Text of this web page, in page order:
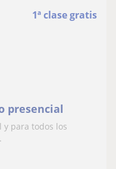
1ª clase gratis
presencial
y para todos los